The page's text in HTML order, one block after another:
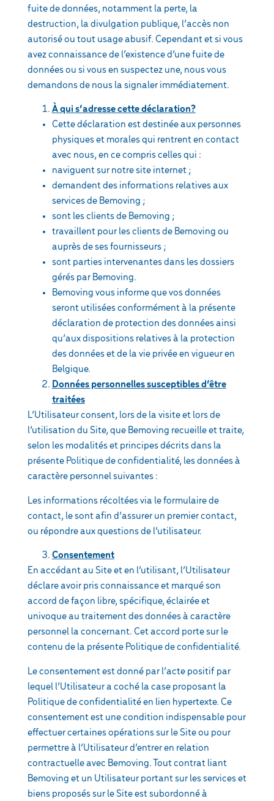
fuite de données, notamment la perte, la
destruction, la divulgation publique, l’accès non
autorisé ou tout usage abusif. Cependant et si vous
avez connaissance de l’existence d’une fuite de
données ou si vous en suspectez une, nous vous
demandons de nous la signaler immédiatement.
À qui s’adresse cette déclaration?
Cette déclaration est destinée aux personnes
physiques et morales qui rentrent en contact
avec nous, en ce compris celles qui :
naviguent sur notre site internet ;
demandent des informations relatives aux
services de Bemoving ;
sont les clients de Bemoving ;
travaillent pour les clients de Bemoving ou
auprès de ses fournisseurs ;
sont parties intervenantes dans les dossiers
gérés par Bemoving.
Bemoving vous informe que vos données
seront utilisées conformément à la présente
déclaration de protection des données ainsi
qu’aux dispositions relatives à la protection
des données et de la vie privée en vigueur en
Belgique.
Données personnelles susceptibles d’être
traitées
L’Utilisateur consent, lors de la visite et lors de
l’utilisation du Site, que Bemoving recueille et traite,
selon les modalités et principes décrits dans la
présente Politique de confidentialité, les données à
caractère personnel suivantes :
Les informations récoltées via le formulaire de
contact, le sont afin d’assurer un premier contact,
ou répondre aux questions de l’utilisateur.
Consentement
En accédant au Site et en l’utilisant, l’Utilisateur
déclare avoir pris connaissance et marqué son
accord de façon libre, spécifique, éclairée et
univoque au traitement des données à caractère
personnel la concernant. Cet accord porte sur le
contenu de la présente Politique de confidentialité.
Le consentement est donné par l’acte positif par
lequel l’Utilisateur a coché la case proposant la
Politique de confidentialité en lien hypertexte. Ce
consentement est une condition indispensable pour
effectuer certaines opérations sur le Site ou pour
permettre à l’Utilisateur d’entrer en relation
contractuelle avec Bemoving. Tout contrat liant
Bemoving et un Utilisateur portant sur les services et
biens proposés sur le Site est subordonné à